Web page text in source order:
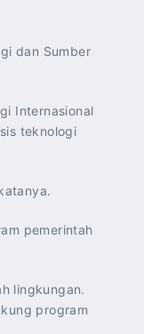
dan Sumber
Internasional
teknologi
pemerintah
lingkungan.
program